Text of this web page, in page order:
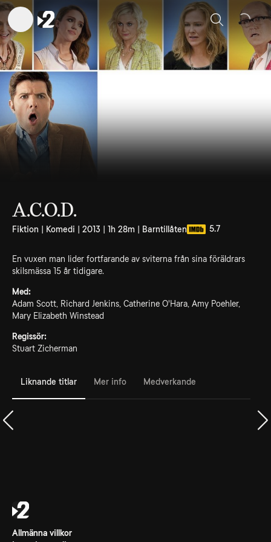
Sök
A.C.O.D.
Fiktion | Komedi | 2013 | 1h 28m | Barntillåten 5.7
En vuxen man lider fortfarande av sviterna från sina föräldrars
skilsmässa 15 år tidigare.
Med:
Adam Scott, Richard Jenkins, Catherine O'Hara, Amy Poehler,
Mary Elizabeth Winstead
Regissör:
Stuart Zicherman
Liknande titlar Mer info Medverkande
Allmänna villkor